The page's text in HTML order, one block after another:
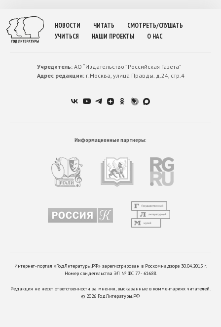
НОВОСТИ ЧИТАТЬ
СМОТРЕТЬ/СЛУШАТЬ
УЧИТЬСЯ
НАШИ ПРОЕКТЫ О НАС
Учредитель:АО “Издательство ”Российская Газета”
Адрес редакции:г.Москва, улица Правды. д.24, стр.4
Информационные партнеры:
Интернет-портал «ГодЛитературы.РФ» зарегистрирован в Роскомнадзоре 30.04.2015 г.
Номер свидетельства ЭЛ № ФС 77 - 61688.
Редакция не несет ответственности за мнения, высказанные в комментариях читателей.
© 2026 ГодЛитературы.РФ